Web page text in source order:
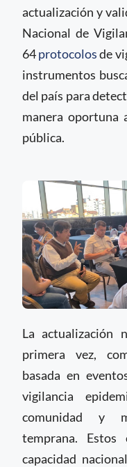
actualización y
Nacional de
64protocolosde
instrumentos
del país para
manera oportuna
pública.
La actualización
primera vez,
basada en
vigilancia
comunidad y
temprana. Estos
capacidad